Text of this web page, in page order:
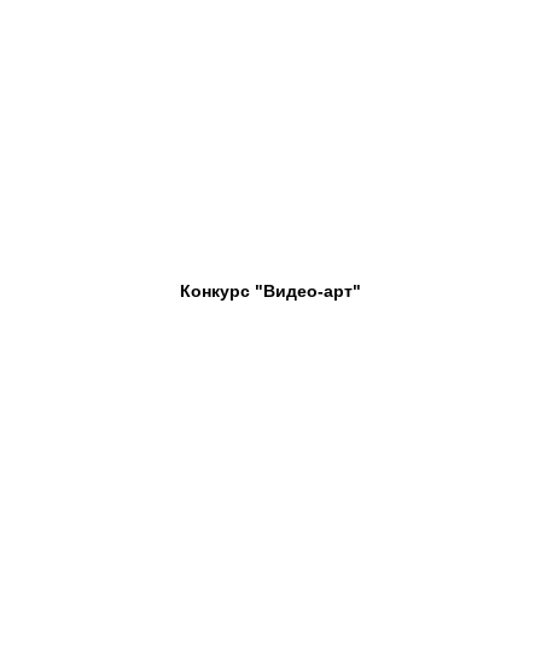
Конкурс "Видео-арт"